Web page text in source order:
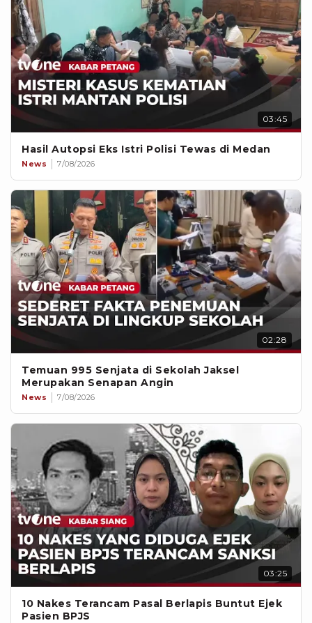
03:45
Hasil Autopsi Eks Istri Polisi Tewas di Medan
News 7/08/2026
02:28
Temuan 995 Senjata di Sekolah Jaksel
Merupakan Senapan Angin
News 7/08/2026
03:25
10 Nakes Terancam Pasal Berlapis Buntut Ejek
Pasien BPJS